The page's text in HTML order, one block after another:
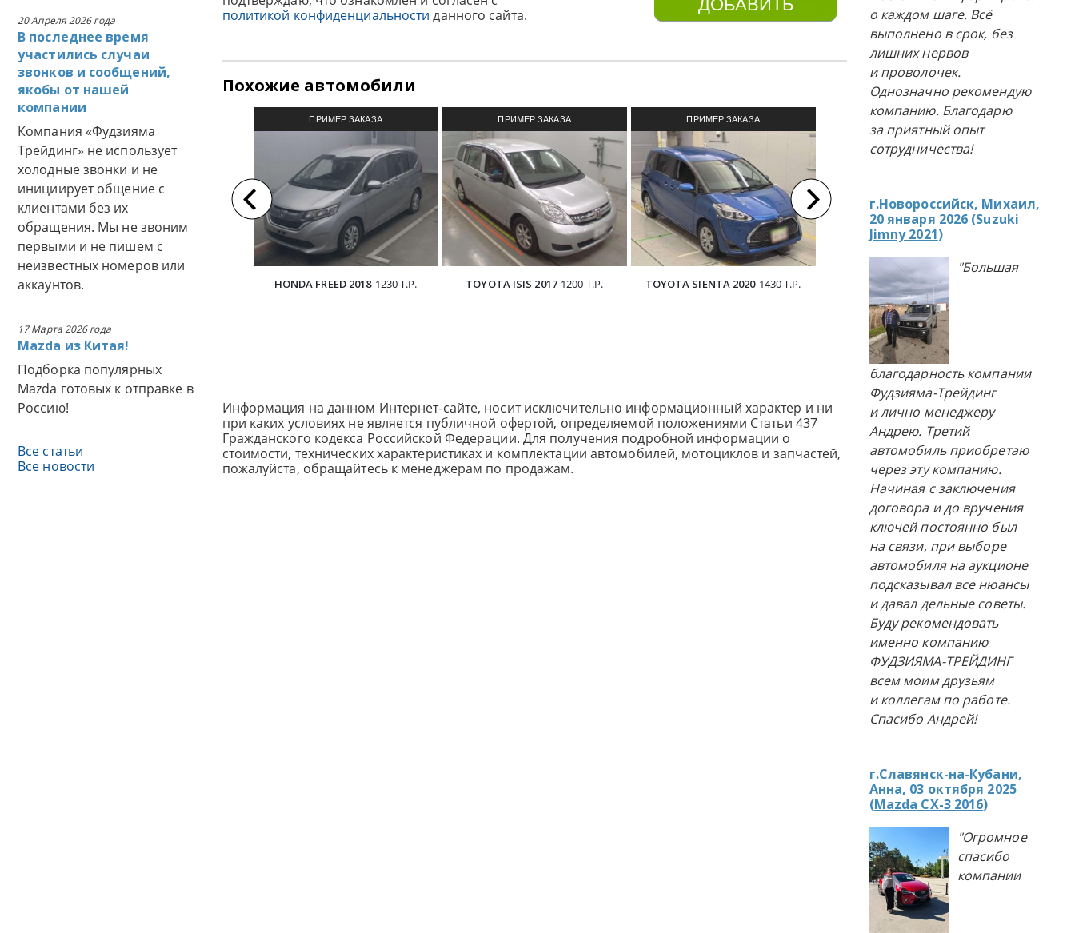
20 Апреля 2026 года
В последнее время
участились случаи
звонков и сообщений,
якобы от нашей
компании
Компания «Фудзияма
Трейдинг» не использует
холодные звонки и не
инициирует общение с
клиентами без их
обращения. Мы не звоним
первыми и не пишем с
неизвестных номеров или
аккаунтов.
17 Марта 2026 года
Mazda из Китая!
Подборка популярных
Mazda готовых к отправке в
Россию!
Все статьи
Все новости
политикой конфиденциальности данного сайта.
Похожие автомобили
ПРИМЕР ЗАКАЗА
АВТОМОБИЛЯ ИЗ ЯПОНИИ
HONDA FREED 2018 1230 Т.Р.
ПРИМЕР ЗАКАЗА
АВТОМОБИЛЯ ИЗ ЯПОНИИ
TOYOTA ISIS 2017 1200 Т.Р.
ПРИМЕР ЗАКАЗА
АВТОМОБИЛЯ ИЗ ЯПОНИИ
TOYOTA SIENTA 2020 1430 Т.Р.
ПРИМЕР ЗАКАЗА
HONDA FREED 2013 1100 Т.Р.
Информация на данном Интернет-сайте, носит исключительно информационный характер и ни
при каких условиях не является публичной офертой, определяемой положениями Статьи 437
Гражданского кодекса Российской Федерации. Для получения подробной информации о
стоимости, технических характеристиках и комплектации автомобилей, мотоциклов и запчастей,
пожалуйста, обращайтесь к менеджерам по продажам.
о каждом шаге. Всё
выполнено в срок, без
лишних нервов
и проволочек.
Однозначно рекомендую
компанию. Благодарю
за приятный опыт
сотрудничества!
г.Новороссийск, Михаил,
20 января 2026 (Suzuki
Jimny 2021)
"Большая
благодарность компании
Фудзияма-Трейдинг
и лично менеджеру
Андрею. Третий
автомобиль приобретаю
через эту компанию.
Начиная с заключения
договора и до вручения
ключей постоянно был
на связи, при выборе
автомобиля на аукционе
подсказывал все нюансы
и давал дельные советы.
Буду рекомендовать
именно компанию
ФУДЗИЯМА-ТРЕЙДИНГ
всем моим друзьям
и коллегам по работе.
Спасибо Андрей!
г.Славянск-на-Кубани,
Анна, 03 октября 2025
(Mazda CX-3 2016)
"Огромное
спасибо
компании